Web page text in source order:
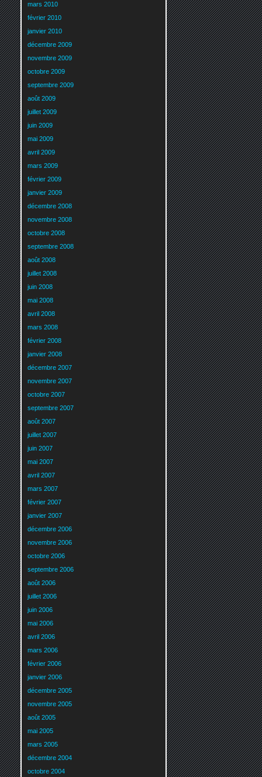
mars 2010
février 2010
janvier 2010
décembre 2009
novembre 2009
octobre 2009
septembre 2009
août 2009
juillet 2009
juin 2009
mai 2009
avril 2009
mars 2009
février 2009
janvier 2009
décembre 2008
novembre 2008
octobre 2008
septembre 2008
août 2008
juillet 2008
juin 2008
mai 2008
avril 2008
mars 2008
février 2008
janvier 2008
décembre 2007
novembre 2007
octobre 2007
septembre 2007
août 2007
juillet 2007
juin 2007
mai 2007
avril 2007
mars 2007
février 2007
janvier 2007
décembre 2006
novembre 2006
octobre 2006
septembre 2006
août 2006
juillet 2006
juin 2006
mai 2006
avril 2006
mars 2006
février 2006
janvier 2006
décembre 2005
novembre 2005
août 2005
mai 2005
mars 2005
décembre 2004
octobre 2004